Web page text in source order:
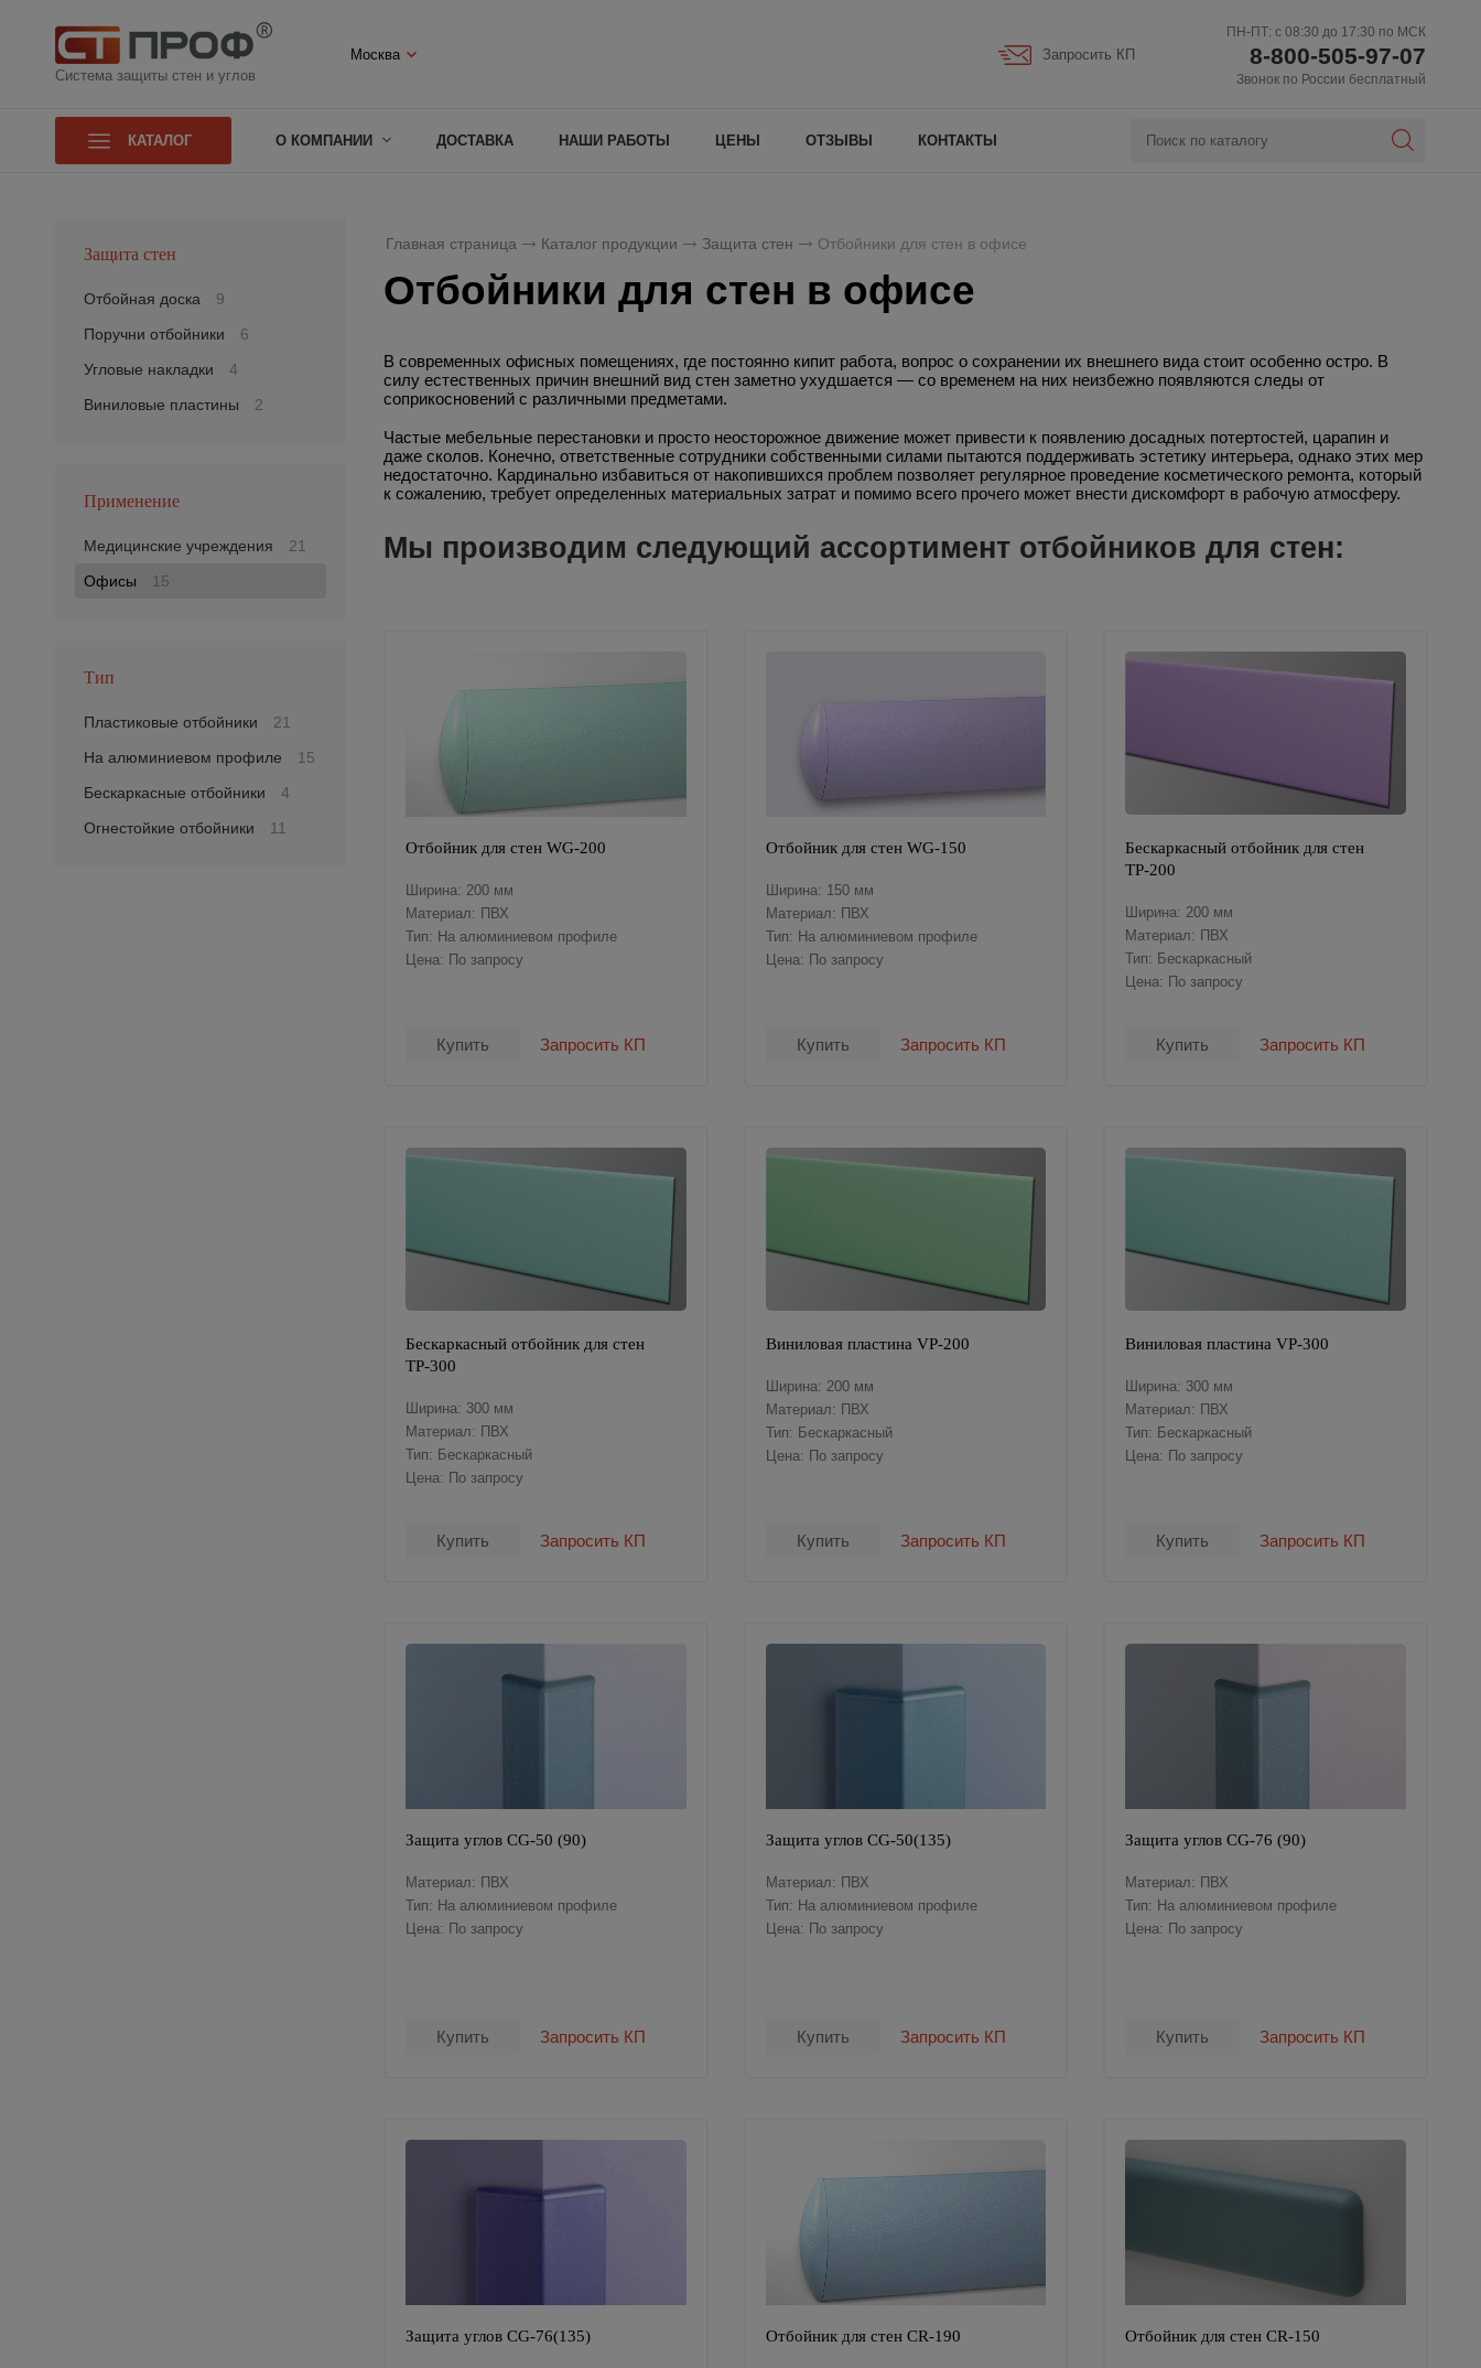
Система защиты стен и углов
Москва Запросить КП
ПН-ПТ: с 08:30 до 17:30 по МСК
8-800-505-97-07
Звонок по России бесплатный
КАТАЛОГ О КОМПАНИИ ДОСТАВКА НАШИ РАБОТЫ ЦЕНЫ ОТЗЫВЫ КОНТАКТЫ
Главная страница Каталог продукции Защита стен Отбойники для стен в офисе
Отбойники для стен в офисе
В современных офисных помещениях, где постоянно кипит работа, вопрос о сохранении их внешнего вида стоит особенно остро. В
силу естественных причин внешний вид стен заметно ухудшается — со временем на них неизбежно появляются следы от
соприкосновений с различными предметами.
Частые мебельные перестановки и просто неосторожное движение может привести к появлению досадных потертостей, царапин и
даже сколов. Конечно, ответственные сотрудники собственными силами пытаются поддерживать эстетику интерьера, однако этих мер
недостаточно. Кардинально избавиться от накопившихся проблем позволяет регулярное проведение косметического ремонта, который
к сожалению, требует определенных материальных затрат и помимо всего прочего может внести дискомфорт в рабочую атмосферу.
Мы производим следующий ассортимент отбойников для стен:
Отбойник для стен WG-200
Ширина: 200 мм
Материал: ПВХ
Тип: На алюминиевом профиле
Цена: По запросу
Купить Запросить КП
Отбойник для стен WG-150
Ширина: 150 мм
Материал: ПВХ
Тип: На алюминиевом профиле
Цена: По запросу
Купить Запросить КП
Бескаркасный отбойник для стен
ТР-200
Ширина: 200 мм
Материал: ПВХ
Тип: Бескаркасный
Цена: По запросу
Купить Запросить КП
Бескаркасный отбойник для стен
ТР-300
Ширина: 300 мм
Материал: ПВХ
Тип: Бескаркасный
Цена: По запросу
Купить Запросить КП
Виниловая пластина VP-200
Ширина: 200 мм
Материал: ПВХ
Тип: Бескаркасный
Цена: По запросу
Купить Запросить КП
Виниловая пластина VP-300
Ширина: 300 мм
Материал: ПВХ
Тип: Бескаркасный
Цена: По запросу
Купить Запросить КП
Защита углов CG-50 (90)
Материал: ПВХ
Тип: На алюминиевом профиле
Цена: По запросу
Купить Запросить КП
Защита углов CG-50(135)
Материал: ПВХ
Тип: На алюминиевом профиле
Цена: По запросу
Купить Запросить КП
Защита углов CG-76 (90)
Материал: ПВХ
Тип: На алюминиевом профиле
Цена: По запросу
Купить Запросить КП
Защита углов CG-76(135) Отбойник для стен CR-190 Отбойник для стен CR-150
Защита стен
Отбойная доска
9
Поручни отбойники
6
Угловые накладки
4
Виниловые пластины
2
Применение
Медицинские учреждения
21
Офисы
15
Тип
Пластиковые отбойники
21
На алюминиевом профиле
15
Бескаркасные отбойники
4
Огнестойкие отбойники
11